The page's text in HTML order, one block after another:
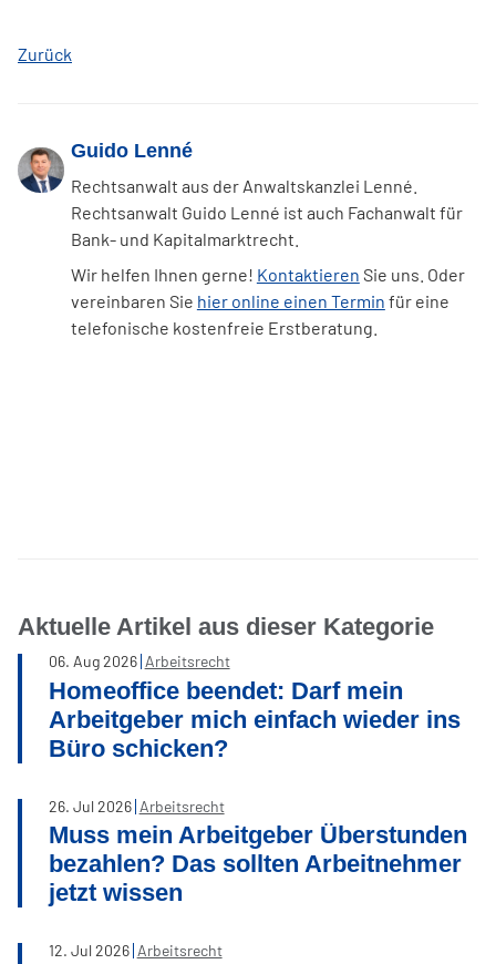
Zurück
Guido Lenné
Rechtsanwalt aus der Anwaltskanzlei Lenné.
Rechtsanwalt Guido Lenné ist auch Fachanwalt für
Bank- und Kapitalmarktrecht.
Wir helfen Ihnen gerne! Kontaktieren Sie uns. Oder
vereinbaren Sie hier online einen Termin für eine
telefonische kostenfreie Erstberatung.
Aktuelle Artikel aus dieser Kategorie
06. Aug2026 Arbeitsrecht
Homeoffice beendet: Darf mein
Arbeitgeber mich einfach wieder ins
Büro schicken?
26. Jul 2026 Arbeitsrecht
Muss mein Arbeitgeber Überstunden
bezahlen? Das sollten Arbeitnehmer
jetzt wissen
12. Jul 2026 Arbeitsrecht